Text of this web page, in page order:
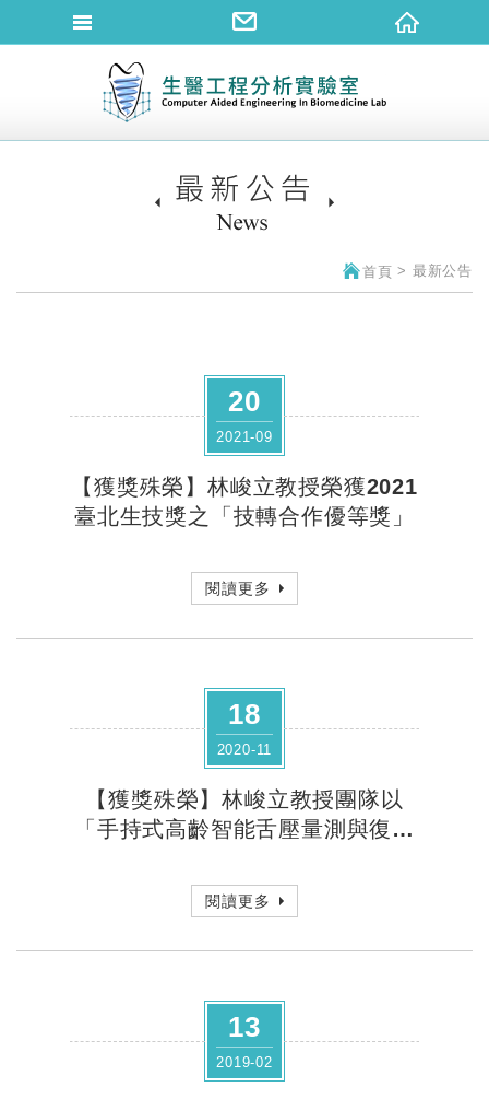
首頁 最新公告
20
2021-09
【獲獎殊榮】林峻立教授榮獲2021
臺北生技獎之「技轉合作優等獎」
閱讀更多
18
2020-11
【獲獎殊榮】林峻立教授團隊以
「手持式高齡智能舌壓量測與復健
榮
閱讀更多
13
2019-02